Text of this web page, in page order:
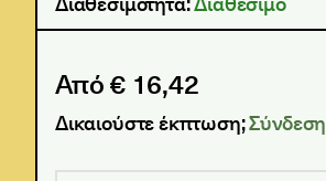
Από € 16,42
Δικαιούστε έκπτωση;Σύνδεση